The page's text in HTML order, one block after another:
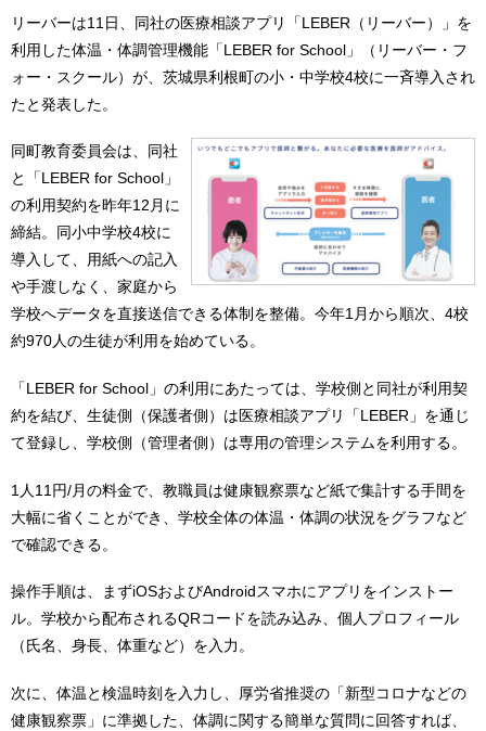
リーバーは11日、同社の医療相談アプリ「LEBER（リーバー）」を
利用した体温・体調管理機能「LEBER for School」（リーバー・フ
ォー・スクール）が、茨城県利根町の小・中学校4校に一斉導入され
たと発表した。
同町教育委員会は、同社
と「LEBER for School」
の利用契約を昨年12月に
締結。同小中学校4校に
導入して、用紙への記入
や手渡しなく、家庭から
学校へデータを直接送信できる体制を整備。今年1月から順次、4校
約970人の生徒が利用を始めている。
「LEBER for School」の利用にあたっては、学校側と同社が利用契
約を結び、生徒側（保護者側）は医療相談アプリ「LEBER」を通じ
て登録し、学校側（管理者側）は専用の管理システムを利用する。
1人11円/月の料金で、教職員は健康観察票など紙で集計する手間を
大幅に省くことができ、学校全体の体温・体調の状況をグラフなど
で確認できる。
操作手順は、まずiOSおよびAndroidスマホにアプリをインストー
ル。学校から配布されるQRコードを読み込み、個人プロフィール
（氏名、身長、体重など）を入力。
次に、体温と検温時刻を入力し、厚労省推奨の「新型コロナなどの
健康観察票」に準拠した、体調に関する簡単な質問に回答すれば、